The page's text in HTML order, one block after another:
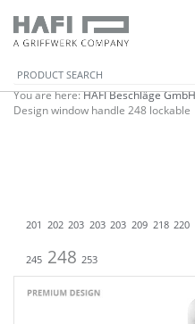
You are here:HAFI Beschläge GmbH
Design window handle 248 lockable
201 202 203 203 203 209 218 220
245 248 253